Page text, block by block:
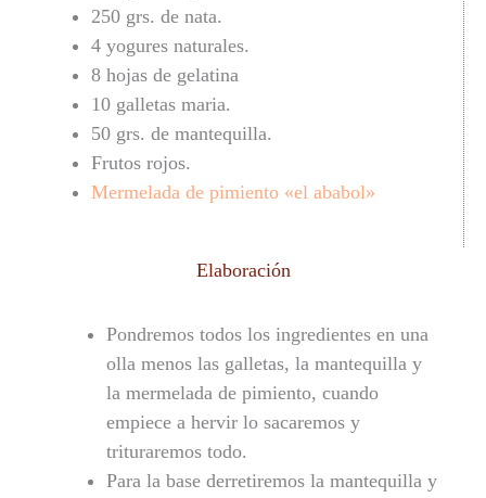
250 grs. de nata.
4 yogures naturales.
8 hojas de gelatina
10 galletas maria.
50 grs. de mantequilla.
Frutos rojos.
Mermelada de pimiento «el ababol»
Elaboración
Pondremos todos los ingredientes en una
olla menos las galletas, la mantequilla y
la mermelada de pimiento, cuando
empiece a hervir lo sacaremos y
trituraremos todo.
Para la base derretiremos la mantequilla y